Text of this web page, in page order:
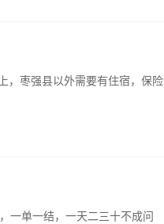
，枣强县以外需要有住宿，保险
一单一结，一天二三十不成问